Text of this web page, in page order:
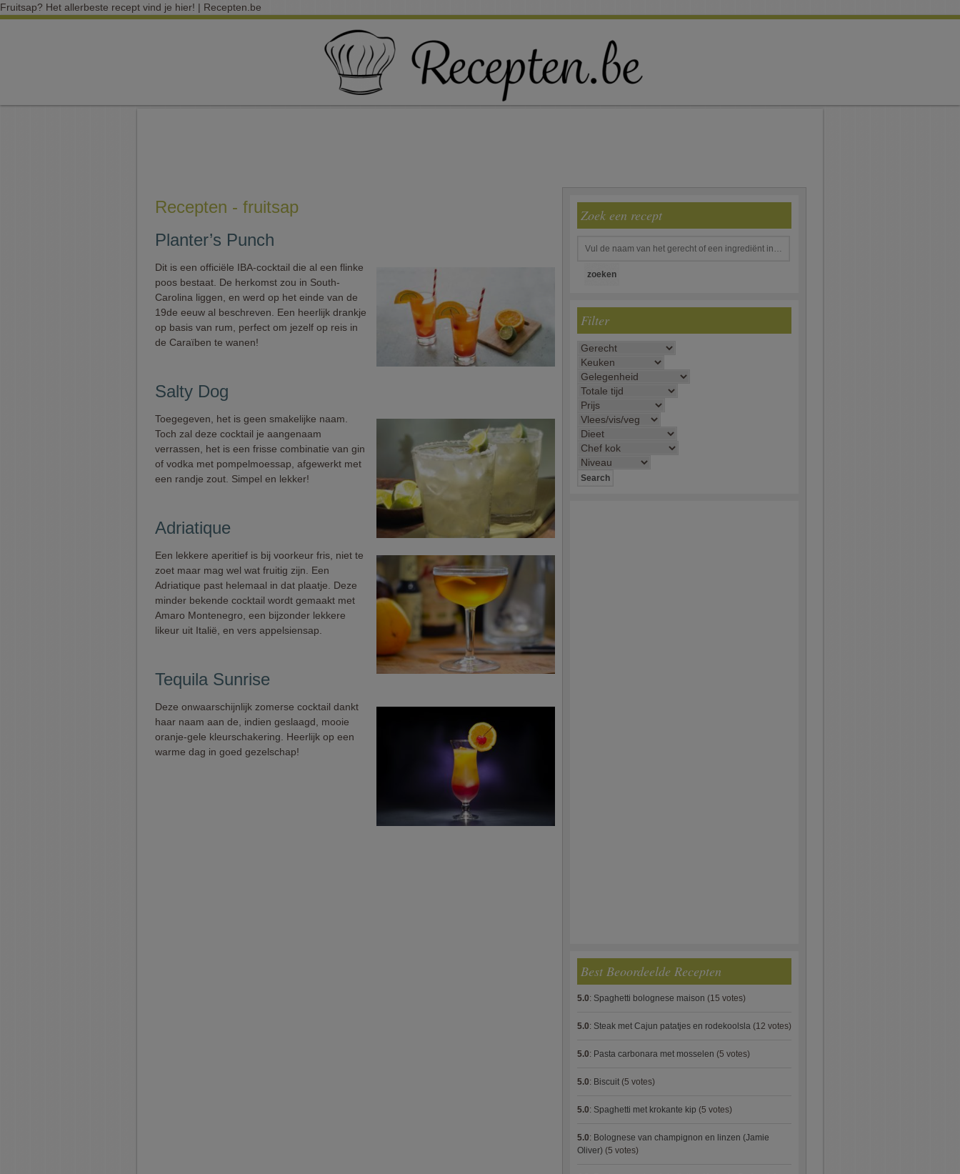
Fruitsap? Het allerbeste recept vind je hier! | Recepten.be
Recepten - fruitsap
Planter’s Punch
Dit is een officiële IBA-cocktail die al een flinke
poos bestaat. De herkomst zou in South-
Carolina liggen, en werd op het einde van de
19de eeuw al beschreven. Een heerlijk drankje
op basis van rum, perfect om jezelf op reis in
de Caraïben te wanen!
Salty Dog
Toegegeven, het is geen smakelijke naam.
Toch zal deze cocktail je aangenaam
verrassen, het is een frisse combinatie van gin
of vodka met pompelmoessap, afgewerkt met
een randje zout. Simpel en lekker!
Adriatique
Een lekkere aperitief is bij voorkeur fris, niet te
zoet maar mag wel wat fruitig zijn. Een
Adriatique past helemaal in dat plaatje. Deze
minder bekende cocktail wordt gemaakt met
Amaro Montenegro, een bijzonder lekkere
likeur uit Italië, en vers appelsiensap.
Tequila Sunrise
Deze onwaarschijnlijk zomerse cocktail dankt
haar naam aan de, indien geslaagd, mooie
oranje-gele kleurschakering. Heerlijk op een
warme dag in goed gezelschap!
Zoek een recept
Filter
Best Beoordeelde Recepten
5.0: Spaghetti bolognese maison (15 votes)
5.0: Steak met Cajun patatjes en rodekoolsla (12 votes)
5.0: Pasta carbonara met mosselen (5 votes)
5.0: Biscuit (5 votes)
5.0: Spaghetti met krokante kip (5 votes)
5.0: Bolognese van champignon en linzen (Jamie
Oliver) (5 votes)